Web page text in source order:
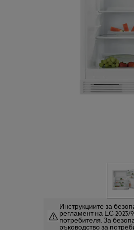
Инструкциите за
регламент на ЕС 2023/
потребителя. За
ръководство за